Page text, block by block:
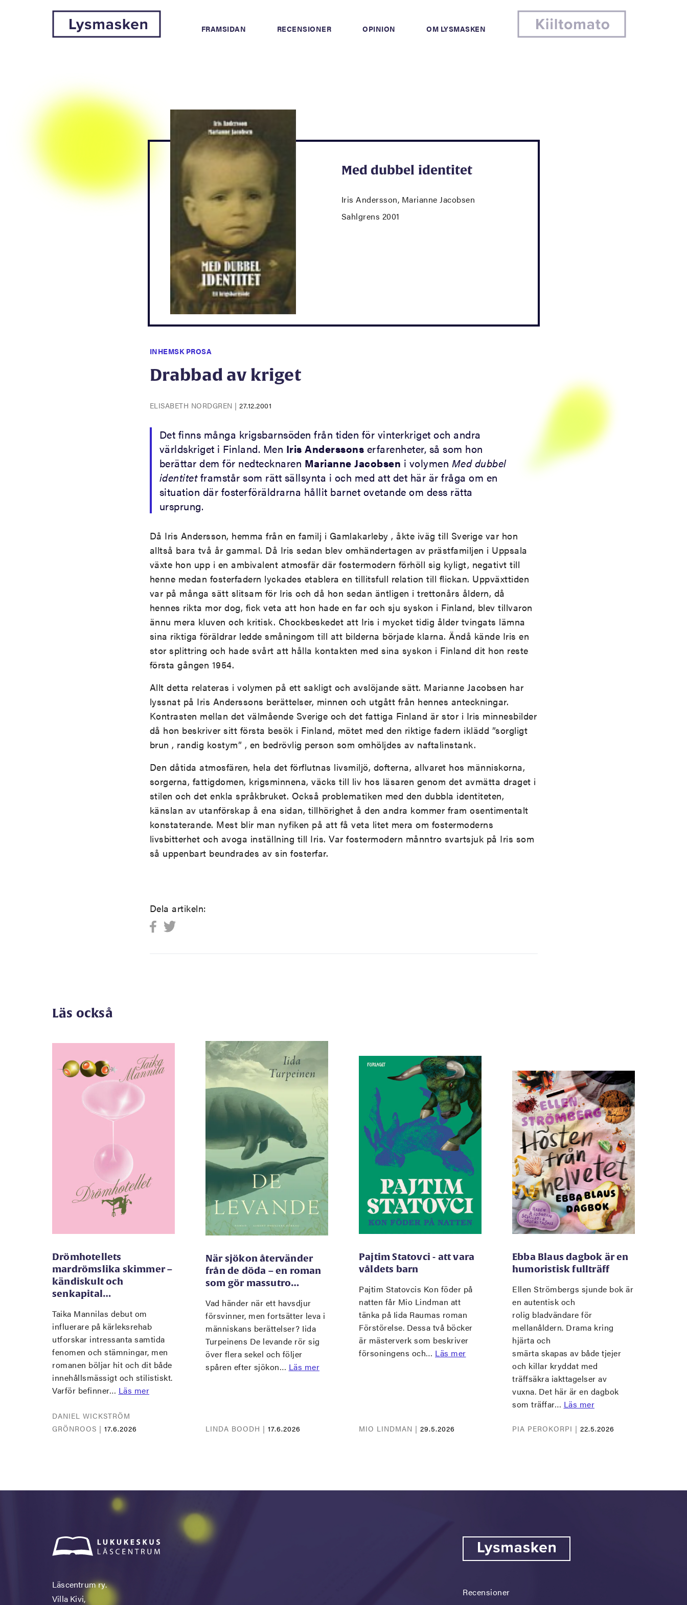
FRAMSIDAN RECENSIONER OPINION OM LYSMASKEN
Med dubbel identitet
Iris Andersson, Marianne Jacobsen
Sahlgrens 2001
INHEMSK PROSA
Drabbad av kriget
ELISABETH NORDGREN | 27.12.2001
Det finns många krigsbarnsöden från tiden för vinterkriget och andra
världskriget i Finland. Men Iris Anderssons erfarenheter, så som hon
berättar dem för nedtecknaren Marianne Jacobsen i volymen Med dubbel
identitetframstår som rätt sällsynta i och med att det här är fråga om en
situation där fosterföräldrarna hållit barnet ovetande om dess rätta
ursprung.
Då Iris Andersson, hemma från en familj i Gamlakarleby , åkte iväg till Sverige var hon
alltså bara två år gammal. Då Iris sedan blev omhändertagen av prästfamiljen i Uppsala
växte hon upp i en ambivalent atmosfär där fostermodern förhöll sig kyligt, negativt till
henne medan fosterfadern lyckades etablera en tillitsfull relation till flickan. Uppväxttiden
var på många sätt slitsam för Iris och då hon sedan äntligen i trettonårs åldern, då
hennes rikta mor dog, fick veta att hon hade en far och sju syskon i Finland, blev tillvaron
ännu mera kluven och kritisk. Chockbeskedet att Iris i mycket tidig ålder tvingats lämna
sina riktiga föräldrar ledde småningom till att bilderna började klarna. Ändå kände Iris en
stor splittring och hade svårt att hålla kontakten med sina syskon i Finland dit hon reste
första gången 1954.
Allt detta relateras i volymen på ett sakligt och avslöjande sätt. Marianne Jacobsen har
lyssnat på Iris Anderssons berättelser, minnen och utgått från hennes anteckningar.
Kontrasten mellan det välmående Sverige och det fattiga Finland är stor i Iris minnesbilder
då hon beskriver sitt första besök i Finland, mötet med den riktige fadern iklädd ”sorgligt
brun , randig kostym” , en bedrövlig person som omhöljdes av naftalinstank.
Den dåtida atmosfären, hela det förflutnas livsmiljö, dofterna, allvaret hos människorna,
sorgerna, fattigdomen, krigsminnena, väcks till liv hos läsaren genom det avmätta draget i
stilen och det enkla språkbruket. Också problematiken med den dubbla identiteten,
känslan av utanförskap å ena sidan, tillhörighet å den andra kommer fram osentimentalt
konstaterande. Mest blir man nyfiken på att få veta litet mera om fostermoderns
livsbitterhet och avoga inställning till Iris. Var fostermodern månntro svartsjuk på Iris som
så uppenbart beundrades av sin fosterfar.
Dela artikeln:
Läs också
Drömhotellets
mardrömslika skimmer –
kändiskult och
senkapital…
Taika Mannilas debut om
influerare på kärleksrehab
utforskar intressanta samtida
fenomen och stämningar, men
romanen böljar hit och dit både
innehållsmässigt och stilistiskt.
Varför befinner… Läs mer
DANIEL WICKSTRÖM
GRÖNROOS | 17.6.2026
När sjökon återvänder
från de döda – en roman
som gör massutro…
Vad händer när ett havsdjur
försvinner, men fortsätter leva i
människans berättelser? Iida
Turpeinens De levande rör sig
över flera sekel och följer
spåren efter sjökon… Läs mer
LINDA BOODH | 17.6.2026
Pajtim Statovci - att vara
våldets barn
Pajtim Statovcis Kon föder på
natten får Mio Lindman att
tänka på Iida Raumas roman
Förstörelse. Dessa två böcker
är mästerverk som beskriver
försoningens och… Läs mer
MIO LINDMAN | 29.5.2026
Ebba Blaus dagbok är en
humoristisk fullträff
Ellen Strömbergs sjunde bok är
en autentisk och
rolig bladvändare för
mellanåldern. Drama kring
hjärta och
smärta skapas av både tjejer
och killar kryddat med
träffsäkra iakttagelser av
vuxna. Det här är en dagbok
som träffar… Läs mer
PIA PEROKORPI | 22.5.2026
Läscentrum ry.
Villa Kivi,
Recensioner